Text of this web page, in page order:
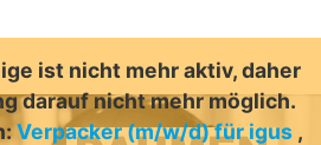
ist nicht mehr aktiv, daher
darauf nicht mehr möglich.
Verpacker (m/w/d) für igus,